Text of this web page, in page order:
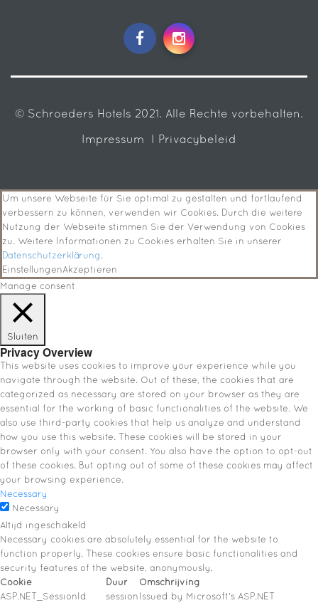
© Schroeders Hotels 2021. Alle Rechte vorbehalten.
Impressum
I Privacybeleid
Um unsere Webseite für Sie optimal zu gestalten und fortlaufend
verbessern zu können, verwenden wir Cookies. Durch die weitere
Nutzung der Webseite stimmen Sie der Verwendung von Cookies
zu. Weitere Informationen zu Cookies erhalten Sie in unserer
Datenschutzerklärung .
EinstellungenAkzeptieren
Manage consent
Sluiten
Privacy Overview
This website uses cookies to improve your experience while you
navigate through the website. Out of these, the cookies that are
categorized as necessary are stored on your browser as they are
essential for the working of basic functionalities of the website. We
also use third-party cookies that help us analyze and understand
how you use this website. These cookies will be stored in your
browser only with your consent. You also have the option to opt-out
of these cookies. But opting out of some of these cookies may affect
your browsing experience.
Necessary
Necessary
Altijd ingeschakeld
Necessary cookies are absolutely essential for the website to
function properly. These cookies ensure basic functionalities and
security features of the website, anonymously.
Cookie
Duur
Omschrijving
ASP.NET_SessionId
session Issued by Microsoft's ASP.NET